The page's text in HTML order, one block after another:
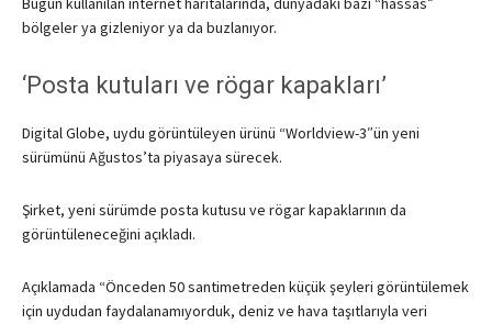
bölgeler ya gizleniyor ya da buzlanıyor.
‘Posta kutuları ve rögar kapakları’
Digital Globe, uydu görüntüleyen ürünü “Worldview-3″ün yeni
sürümünü Ağustos’ta piyasaya sürecek.
Şirket, yeni sürümde posta kutusu ve rögar kapaklarının da
görüntüleneceğini açıkladı.
Açıklamada “Önceden 50 santimetreden küçük şeyleri görüntülemek
için uydudan faydalanamıyorduk, deniz ve hava taşıtlarıyla veri